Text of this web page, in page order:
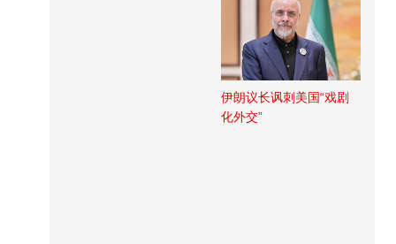
伊朗议长讽刺美国“戏剧
化外交”